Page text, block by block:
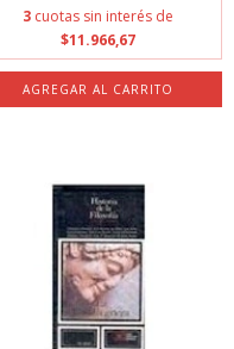
3 cuotas sin interés de
$11.966,67